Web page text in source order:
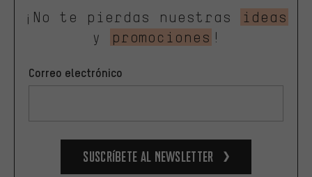
¡No te pierdas nuestras
ideas
y
promociones !
Correo electrónico
Suscríbete al newsletter